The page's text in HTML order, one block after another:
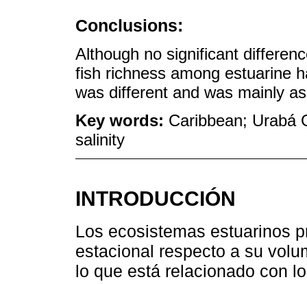
Conclusions:
Although no significant
fish richness among estuarine
was different and was mainly
Key words: Caribbean; Urabá
salinity
INTRODUCCIÓN
Los ecosistemas estuarinos
estacional respecto a su
lo que está relacionado con